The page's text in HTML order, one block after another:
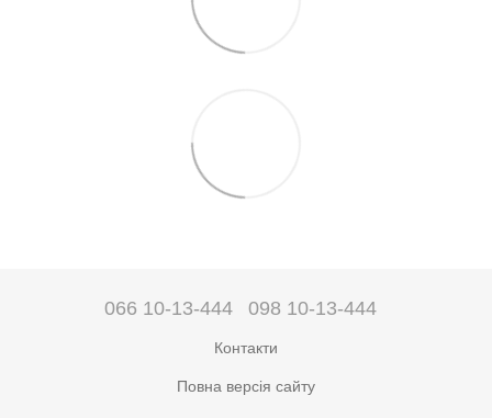
066 10-13-444 098 10-13-444
Контакти
Повна версія сайту